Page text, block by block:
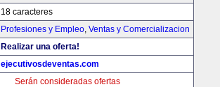
18 caracteres
Profesiones y Empleo, Ventas y Comercializacion
Realizar una oferta!
ejecutivosdeventas.com
Serán consideradas ofertas